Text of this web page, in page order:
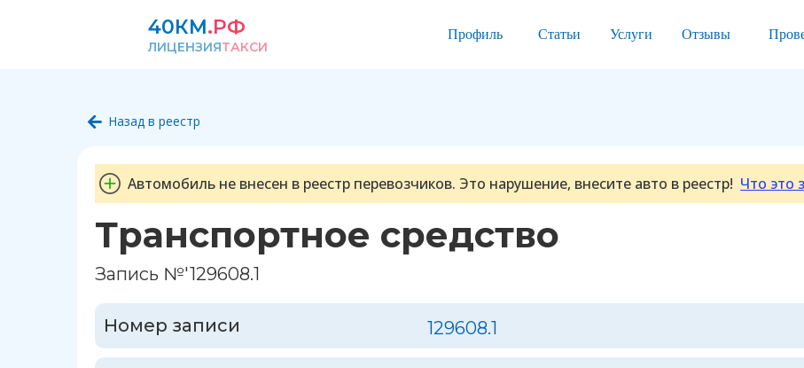
40КМ.РФ
ЛИЦЕНЗИЯТАКСИ
Профиль Статьи Услуги Отзывы
Назад в реестр
Автомобиль не внесен в реестр перевозчиков. Это нарушение, внесите авто в реестр! Что это
Транспортное средство
Запись №'129608.1
Номер записи 129608.1